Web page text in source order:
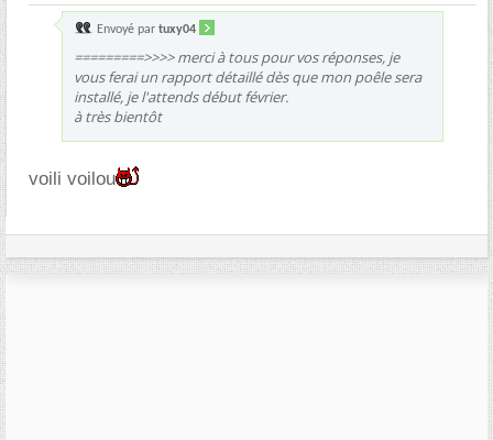
Envoyé par tuxy04
=========>>>> merci à tous pour vos réponses, je
vous ferai un rapport détaillé dès que mon poêle sera
installé, je l'attends début février.
à très bientôt
voili voilou